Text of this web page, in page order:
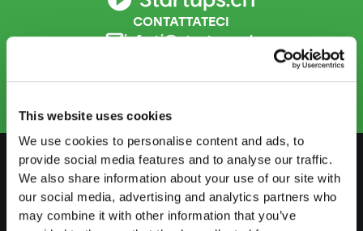
This website uses cookies
We use cookies to personalise content and ads, to
provide social media features and to analyse our traffic.
We also share information about your use of our site with
our social media, advertising and analytics partners who
may combine it with other information that you’ve
CONTATTATECI
info.ti@startups.ch
Prenotare un appuntamento
+41 91 922 81 32
PREPARARSI
Guida al lavoro indipendente